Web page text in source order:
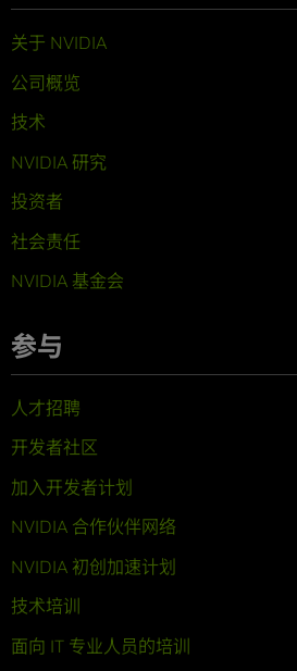
关于 NVIDIA
公司概览
技术
NVIDIA 研究
投资者
社会责任
NVIDIA 基金会
参与
人才招聘
开发者社区
加入开发者计划
NVIDIA 合作伙伴网络
NVIDIA 初创加速计划
技术培训
面向 IT 专业人员的培训